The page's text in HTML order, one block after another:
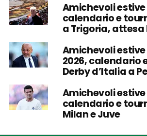
Amichevoli estive
calendario e
a Trigoria, attesa
Amichevoli
2026, calendario
Derby d’Italia a
Amichevoli estive
calendario e
Milan e Juve